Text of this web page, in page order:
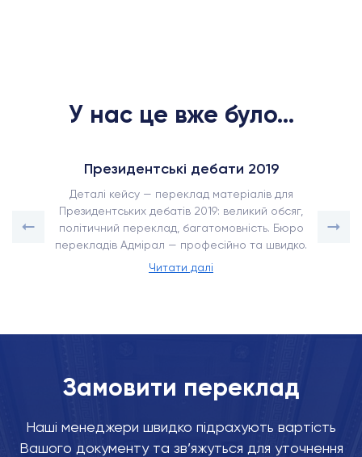
У нас це вже було...
Президентські дебати 2019
Деталі кейсу — переклад матеріалів для
Президентських дебатів 2019: великий обсяг,
політичний переклад, багатомовність. Бюро
перекладів Адмірал — професійно та швидко.
Читати далі
Замовити переклад
Наші менеджери швидко підрахують вартість
Вашого документу та зв’яжуться для уточнення